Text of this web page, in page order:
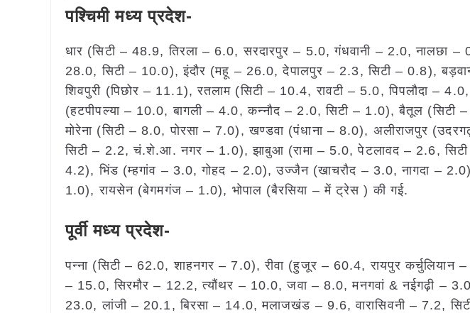
पश्चिमी मध्य प्रदेश-
धार (सिटी – 48.9, तिरला – 6.0, सरदारपुर – 5.0, गंधवानी – 2.0, नालछा
28.0, सिटी – 10.0), इंदौर (महू – 26.0, देपालपुर – 2.3, सिटी – 0.8),
शिवपुरी (पिछोर – 11.1), रतलाम (सिटी – 10.4, रावटी – 5.0, पिपलौदा –
(हटपीपल्या – 10.0, बागली – 4.0, कन्नौद – 2.0, सिटी – 1.0), बैतूल
मोरेना (सिटी – 8.0, पोरसा – 7.0), खण्डवा (पंधाना – 8.0), अलीराजपुर
सिटी – 2.2, चं.शे.आ. नगर – 1.0), झाबुआ (रामा – 5.0, पेटलावद – 2.6,
4.2), भिंड (म्हगांव – 3.0, गोहद – 2.0), उज्जैन (खाचरौद – 3.0, नागदा –
1.0), रायसेन (बेगमगंज – 1.0), भोपाल (बैरसिया – में ट्रेस ) की गई.
पूर्वी मध्य प्रदेश-
पन्ना (सिटी – 62.0, शाहनगर – 7.0), रीवा (हुजूर – 60.4, रायपुर
– 15.0, सिरमौर – 12.2, त्यौंथर – 10.0, जवा – 8.0, मनगवां & नईगढ़ी –
23.0, लांजी – 20.1, बिरसा – 14.0, मलाजखंड – 9.6, वारासिवनी – 7.2,